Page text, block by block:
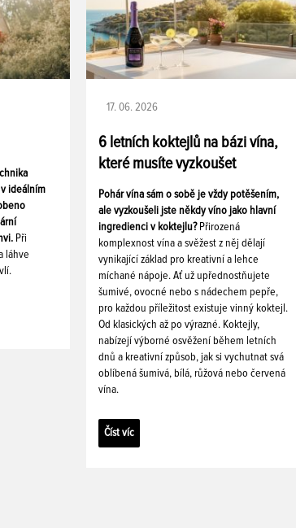
v ideálním
Při
láhve
17. 06. 2026
6 letních koktejlů na bázi vína,
které musíte vyzkoušet
Pohár vína sám o sobě je vždy potěšením,
ale vyzkoušeli jste někdy víno jako hlavní
ingredienci v koktejlu? Přirozená
komplexnost vína a svěžest z něj dělají
vynikající základ pro kreativní a lehce
míchané nápoje. Ať už upřednostňujete
šumivé, ovocné nebo s nádechem pepře,
pro každou příležitost existuje vinný koktejl.
Od klasických až po výrazné. Koktejly,
nabízejí výborné osvěžení během letních
dnů a kreativní způsob, jak si vychutnat svá
oblíbená šumivá, bílá, růžová nebo červená
vína.
Číst víc